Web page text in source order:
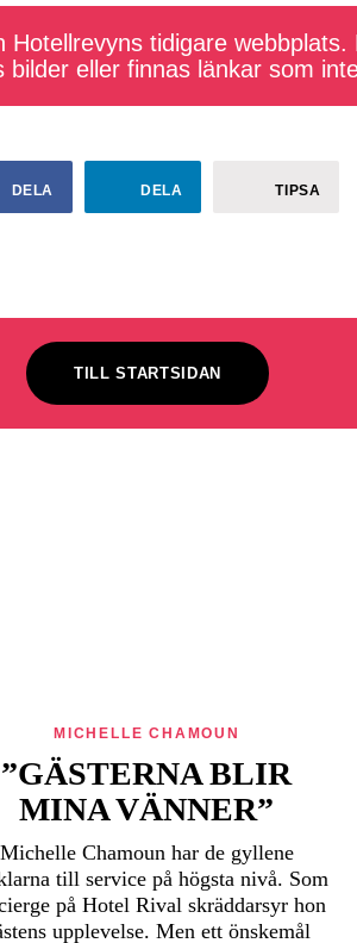
tidigare webbplats.
bilder eller finnas länkar som
DELA DELA TIPSA
TILL STARTSIDAN
MICHELLE CHAMOUN
”GÄSTERNA BLIR
MINA VÄNNER”
Michelle Chamoun har de gyllene
till service på högsta nivå. Som
på Hotel Rival skräddarsyr hon
upp­levelse. Men ett önskemål